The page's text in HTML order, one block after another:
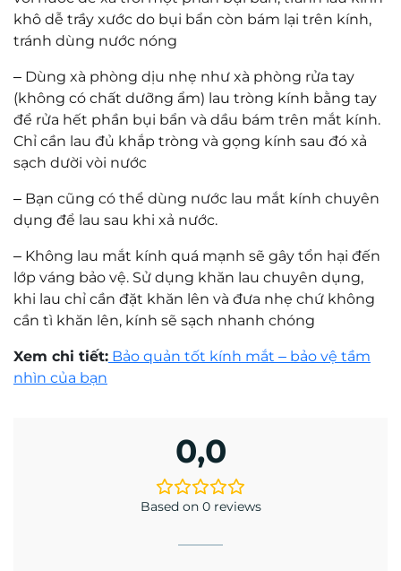
khô dễ trầy xước do bụi bẩn còn bám lại trên kính,
tránh dùng nước nóng
– Dùng xà phòng dịu nhẹ như xà phòng rửa tay
(không có chất dưỡng ẩm) lau tròng kính bằng tay
để rửa hết phần bụi bẩn và dầu bám trên mắt kính.
Chỉ cần lau đủ khắp tròng và gọng kính sau đó xả
sạch dười vòi nước
– Bạn cũng có thể dùng nước lau mắt kính chuyên
dụng để lau sau khi xả nước.
– Không lau mắt kính quá mạnh sẽ gây tổn hại đến
lớp váng bảo vệ. Sử dụng khăn lau chuyên dụng,
khi lau chỉ cần đặt khăn lên và đưa nhẹ chứ không
cần tì khăn lên, kính sẽ sạch nhanh chóng
Xem chi tiết: Bảo quản tốt kính mắt – bảo vệ tầm
nhìn của bạn
0,0
Based on 0 reviews